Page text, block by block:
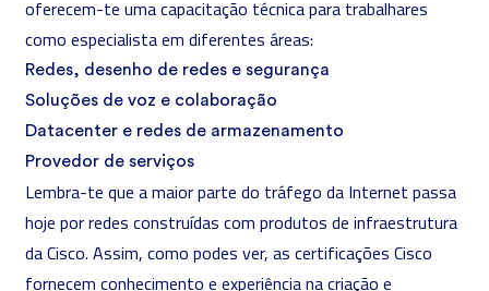
oferecem-te uma capacitação técnica para trabalhares
como especialista em diferentes áreas:
Redes, desenho de redes e segurança
Soluções de voz e colaboração
Datacenter e redes de armazenamento
Provedor de serviços
Lembra-te que a maior parte do tráfego da Internet passa
hoje por redes construídas com produtos de infraestrutura
da Cisco. Assim, como podes ver, as certificações Cisco
fornecem conhecimento e experiência na criação e